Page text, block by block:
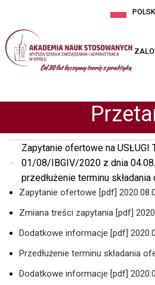
Zapytanie ofertowe na USŁUGI
01/08/IBGIV/2020 z dnia
przedłużenie terminu
Zapytanie ofertowe [pdf]
Zmiana treści zapytania [pdf]
Dodatkowe informacje [pdf]
Przedłużenie terminu składania
Dodatkowe informacje [pdf]